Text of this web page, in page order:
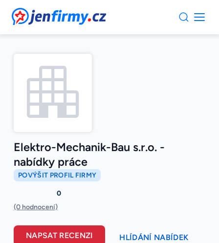
JenFirmy.cz
Elektro-Mechanik-Bau s.r.o. -
nabídky práce
POVÝŠIT PROFIL FIRMY
0
(0 hodnocení)
NAPSAT RECENZI HLÍDÁNÍ NABÍDEK